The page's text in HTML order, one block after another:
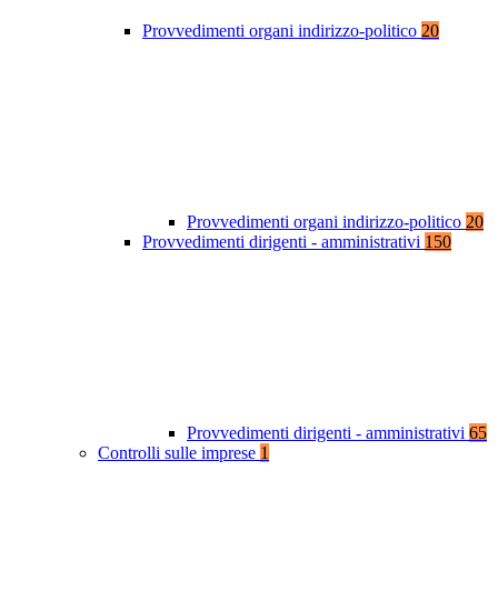
Provvedimenti organi indirizzo-politico 20
Provvedimenti organi indirizzo-politico 20
Provvedimenti dirigenti - amministrativi 150
Provvedimenti dirigenti - amministrativi 65
Controlli sulle imprese 1